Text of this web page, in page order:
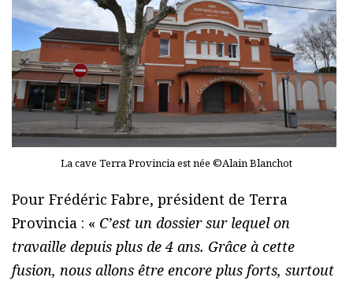
La cave Terra Provincia est née ©Alain Blanchot
Pour Frédéric Fabre, président de Terra
Provincia : « C’est un dossier sur lequel on
travaille depuis plus de 4 ans. Grâce à cette
fusion, nous allons être encore plus forts, surtout